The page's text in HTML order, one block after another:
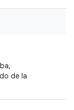
de la